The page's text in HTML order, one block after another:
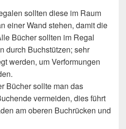
sollten diese im Raum
einer Wand stehen, damit die
Bücher sollten im Regal
durch Buchstützen; sehr
werden, um Verformungen
Bücher sollte man das
vermeiden, dies führt
am oberen Buchrücken und